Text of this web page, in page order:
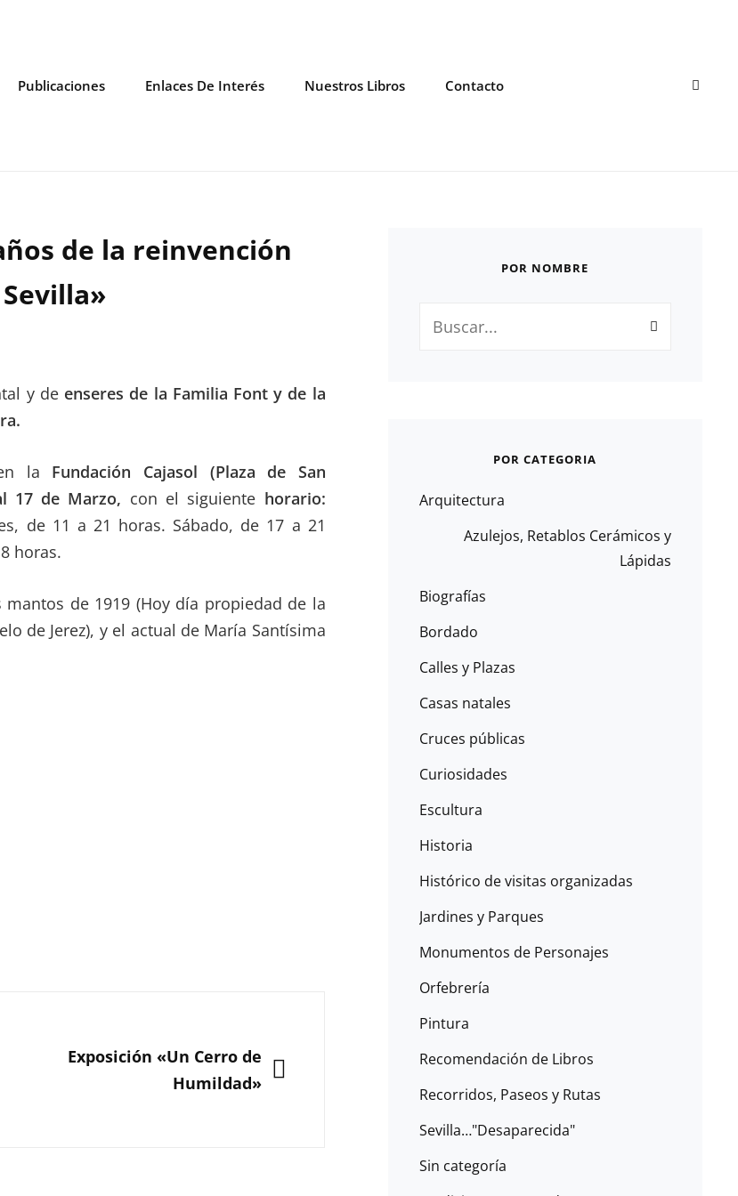
Publicaciones Enlaces De Interés Nuestros Libros Contacto
de la reinvención
y de enseres de la Familia Font y de la
la Fundación Cajasol (Plaza de San
17 de Marzo, con el siguiente horario:
de 11 a 21 horas. Sábado, de 17 a 21
horas.
de 1919 (Hoy día propiedad de la
de Jerez), y el actual de María Santísima
Exposición «Un Cerro de
Humildad»
POR NOMBRE
POR CATEGORIA
Arquitectura
Azulejos, Retablos Cerámicos y
Lápidas
Biografías
Bordado
Calles y Plazas
Casas natales
Cruces públicas
Curiosidades
Escultura
Historia
Histórico de visitas organizadas
Jardines y Parques
Monumentos de Personajes
Orfebrería
Pintura
Recomendación de Libros
Recorridos, Paseos y Rutas
Sevilla…"Desaparecida"
Sin categoría